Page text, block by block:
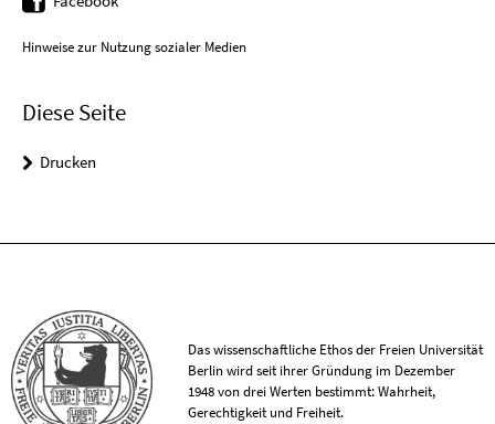
Hinweise zur Nutzung sozialer Medien
Diese Seite
Drucken
Das wissenschaftliche Ethos der Freien Universität
Berlin wird seit ihrer Gründung im Dezember
1948 von drei Werten bestimmt: Wahrheit,
Gerechtigkeit und Freiheit.